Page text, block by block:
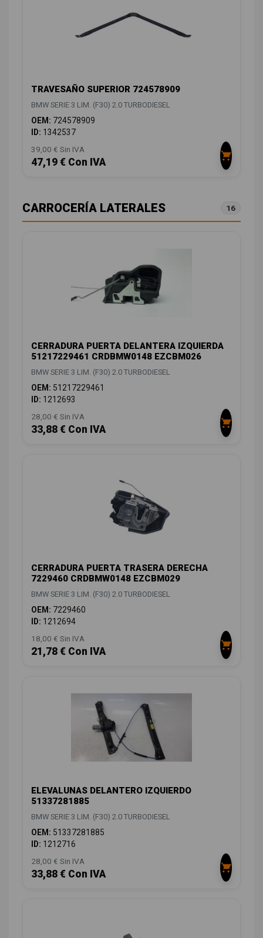
TRAVESAÑO SUPERIOR 724578909
BMW SERIE 3 LIM. (F30) 2.0 TURBODIESEL
OEM: 724578909
ID: 1342537
39,00 € Sin IVA
47,19 € Con IVA
CARROCERÍA LATERALES 16
CERRADURA PUERTA DELANTERA IZQUIERDA
51217229461 CRDBMW0148 EZCBM026
BMW SERIE 3 LIM. (F30) 2.0 TURBODIESEL
OEM: 51217229461
ID: 1212693
28,00 € Sin IVA
33,88 € Con IVA
CERRADURA PUERTA TRASERA DERECHA
7229460 CRDBMW0148 EZCBM029
BMW SERIE 3 LIM. (F30) 2.0 TURBODIESEL
OEM: 7229460
ID: 1212694
18,00 € Sin IVA
21,78 € Con IVA
ELEVALUNAS DELANTERO IZQUIERDO
51337281885
BMW SERIE 3 LIM. (F30) 2.0 TURBODIESEL
OEM: 51337281885
ID: 1212716
28,00 € Sin IVA
33,88 € Con IVA